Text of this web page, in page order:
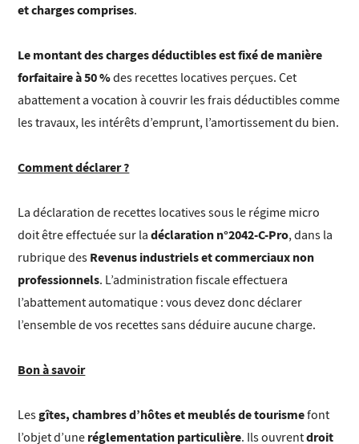
et charges comprises.
Le montant des charges déductibles est fixé de manière
forfaitaire à 50 %des recettes locatives perçues. Cet
abattement a vocation à couvrir les frais déductibles comme
les travaux, les intérêts d’emprunt, l’amortissement du bien.
Comment déclarer ?
La déclaration de recettes locatives sous le régime micro
doit être effectuée sur ladéclaration n°2042-C-Pro, dans la
rubrique des Revenus industriels et commerciaux non
professionnels. L’administration fiscale effectuera
l’abattement automatique : vous devez donc déclarer
l’ensemble de vos recettes sans déduire aucune charge.
Bon à savoir
Lesgîtes, chambres d’hôtes et meublés de tourismefont
l’objet d’une réglementation particulière. Ils ouvrentdroit